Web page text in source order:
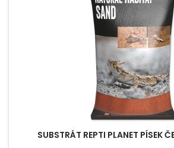
SUBSTRÁT REPTI PLANET PÍSEK